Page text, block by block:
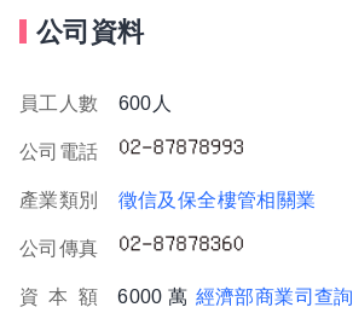
公司資料
員工人數 600人
公司電話
產業類別 徵信及保全樓管相關業
公司傳真
資 本 額 6000 萬 經濟部商業司查詢